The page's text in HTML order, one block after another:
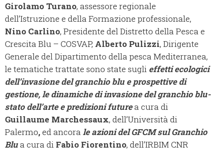
Girolamo Turano, assessore regionale
dell’Istruzione e della Formazione professionale,
Nino Carlino, Presidente del Distretto della Pesca e
Crescita Blu – COSVAP, Alberto Pulizzi, Dirigente
Generale del Dipartimento della pesca Mediterranea,
le tematiche trattate sono state sugli effetti ecologici
dell’invasione del granchio blu e prospettive di
gestione, le dinamiche di invasione del granchio blu-
stato dell’arte e predizioni futurea cura di
Guillaume Marchessaux, dell’Università di
Palermo,ed ancora le azioni del GFCM sul Granchio
Blua cura di Fabio Fiorentino, dell’IRBIM CNR